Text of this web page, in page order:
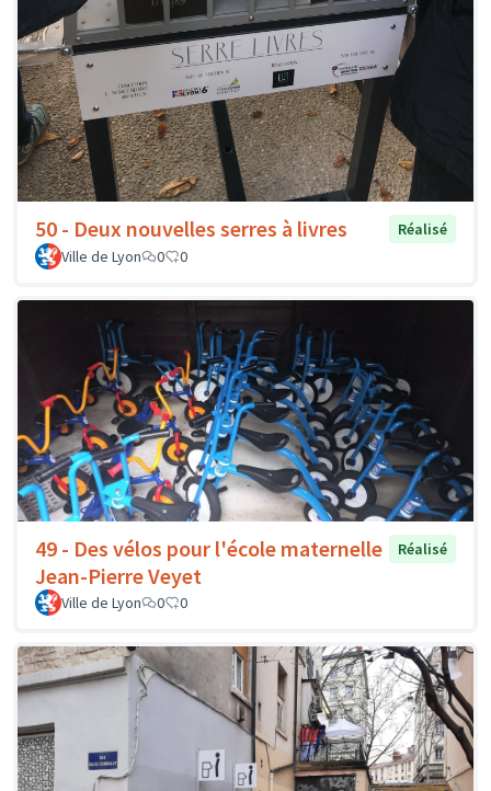
50 - Deux nouvelles serres à livres
Réalisé
Ville de Lyon
0 0
49 - Des vélos pour l'école maternelle
Jean-Pierre Veyet
Réalisé
Ville de Lyon 0 0